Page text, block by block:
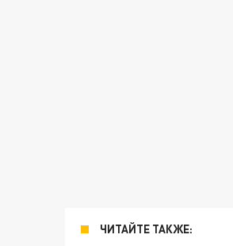
ЧИТАЙТЕ ТАКЖЕ: